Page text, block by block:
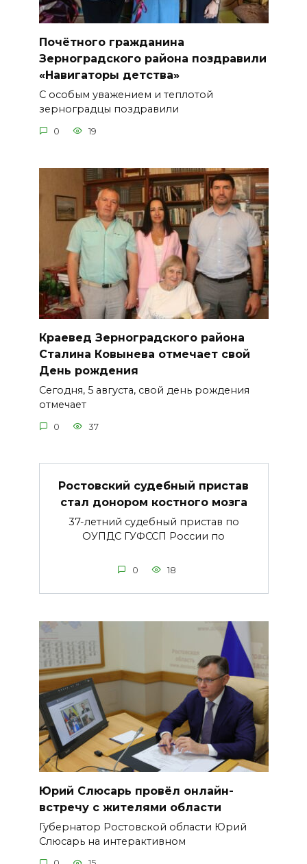
Почётного гражданина
Зерноградского района поздравили
«Навигаторы детства»
С особым уважением и теплотой
зерноградцы поздравили
0 19
Краевед Зерноградского района
Сталина Ковынева отмечает свой
День рождения
Сегодня, 5 августа, свой день рождения
отмечает
0 37
Ростовский судебный пристав
стал донором костного мозга
37-летний судебный пристав по
ОУПДС ГУФССП России по
0 18
Юрий Слюсарь провёл онлайн-
встречу с жителями области
Губернатор Ростовской области Юрий
Слюсарь на интерактивном